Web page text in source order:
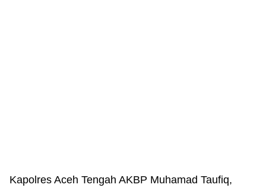
Kapolres Aceh Tengah AKBP Muhamad Taufiq,